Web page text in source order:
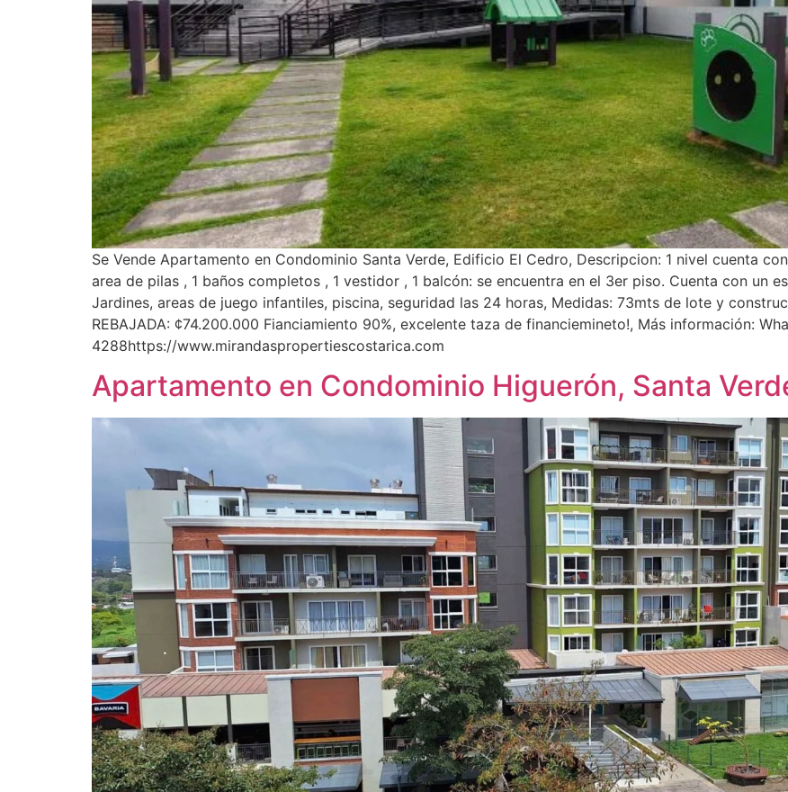
Se Vende Apartamento en Condominio Santa Verde, Edificio El Cedro, Descripcion: 1 nivel cuenta
area de pilas , 1 baños completos , 1 vestidor , 1 balcón: se encuentra en el 3er piso. Cuenta con un
Jardines, areas de juego infantiles, piscina, seguridad las 24 horas, Medidas: 73mts de lote y
REBAJADA: ¢74.200.000 Fianciamiento 90%, excelente taza de financiemineto!, Más información:
4288https://www.mirandaspropertiescostarica.com
Apartamento en Condominio Higuerón, Santa